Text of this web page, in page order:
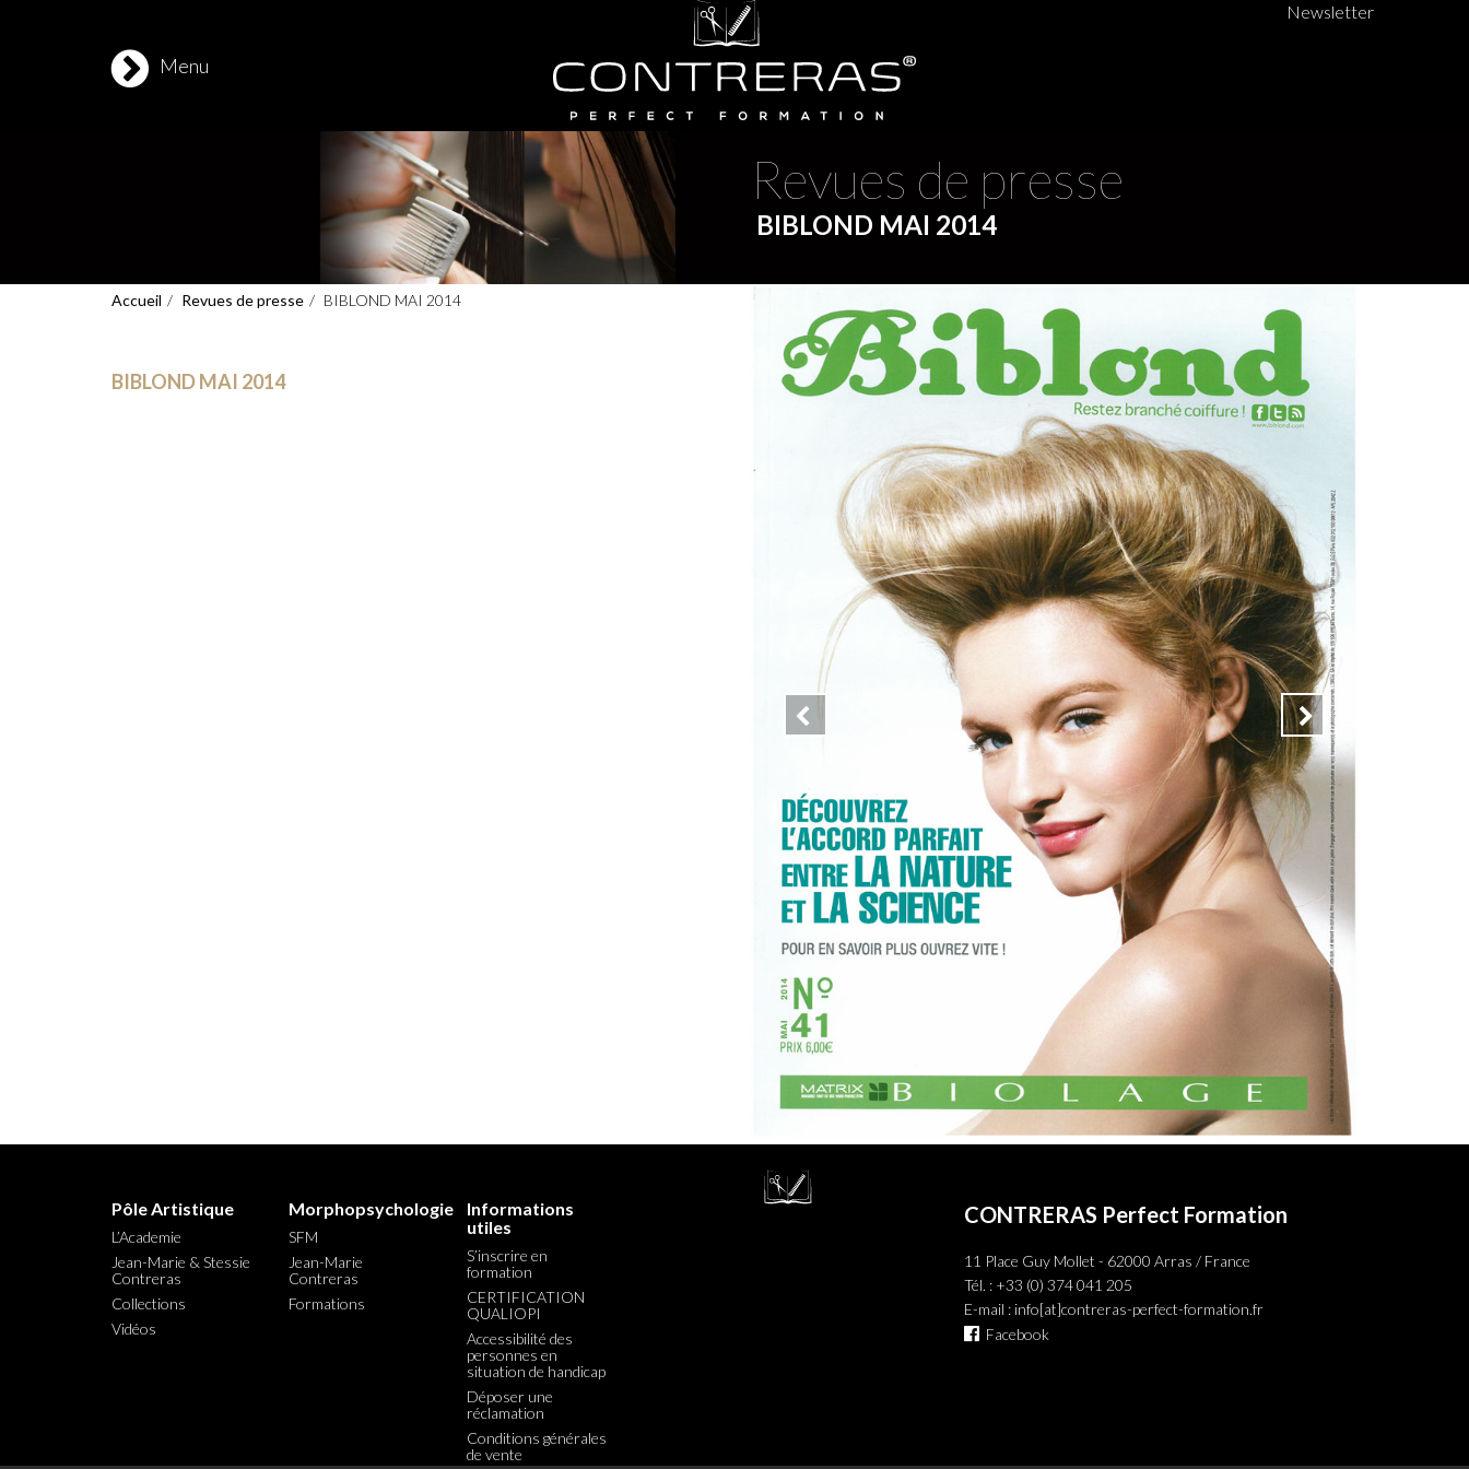
Menu
Newsletter
Revues de presse
BIBLOND MAI 2014
Accueil Revues de presse BIBLOND MAI 2014
BIBLOND MAI 2014
Pôle Artistique
L’Academie
Jean-Marie & Stessie
Contreras
Collections
Vidéos
Morphopsychologie
SFM
Jean-Marie
Contreras
Formations
Informations
utiles
S’inscrire en
formation
CERTIFICATION
QUALIOPI
Accessibilité des
personnes en
situation de handicap
Déposer une
réclamation
Conditions générales
de vente
CONTRERAS Perfect Formation
11 Place Guy Mollet - 62000 Arras / France
Tél. : +33 (0) 374 041 205
E-mail : info[at]contreras-perfect-formation.fr
 Facebook